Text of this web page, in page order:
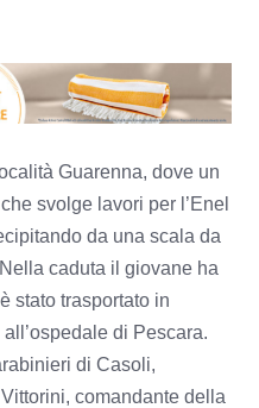
Guarenna, dove un
svolge lavori per l’Enel
da una scala da
caduta il giovane ha
stato trasportato in
di Pescara.
di Casoli,
comandante della